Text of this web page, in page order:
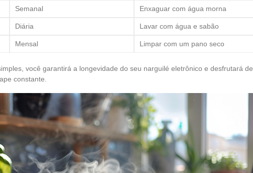
Semanal Enxaguar com água morna
Diária Lavar com água e sabão
Mensal Limpar com um pano seco
você garantirá a longevidade do seu narguilé eletrônico e desfrutará de
constante.